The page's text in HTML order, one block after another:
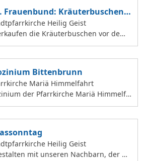
Frauenbund: Kräuterbuschen V
Heilig Geist
die Kräuterbuschen vor dem
in der Hl. Geist Kirche.
Bittenbrunn
Mariä Himmelfahrt
der Pfarrkirche Mariä Himmelfa
Um 18:00 Uhr Festgottesd
durch den Kirchenchor Laetare, l
Speisen, Fassbier und Weinbar. Kind
erprogramm Wir freuen uns auf dich!
Heilig Geist
mit unseren Nachbarn, der Ca